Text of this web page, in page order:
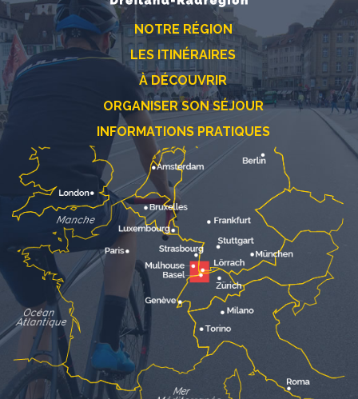
NOTRE RÉGION
LES ITINÉRAIRES
À DÉCOUVRIR
ORGANISER SON SÉJOUR
INFORMATIONS PRATIQUES